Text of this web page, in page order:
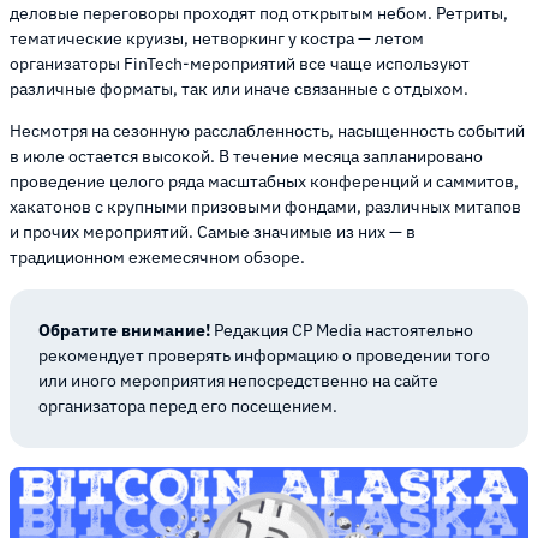
деловые переговоры проходят под открытым небом. Ретриты,
тематические круизы, нетворкинг у костра — летом
организаторы FinTech-мероприятий все чаще используют
различные форматы, так или иначе связанные с отдыхом.
Несмотря на сезонную расслабленность, насыщенность событий
в июле остается высокой. В течение месяца запланировано
проведение целого ряда масштабных конференций и саммитов,
хакатонов с крупными призовыми фондами, различных митапов
и прочих мероприятий. Самые значимые из них — в
традиционном ежемесячном обзоре.
Обратите внимание! Редакция CP Media настоятельно
рекомендует проверять информацию о проведении того
или иного мероприятия непосредственно на сайте
организатора перед его посещением.